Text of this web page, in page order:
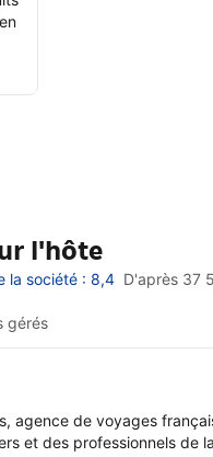
l'hôte
la société : 8,4 D'après 37
gérés
agence de voyages
et des professionnels